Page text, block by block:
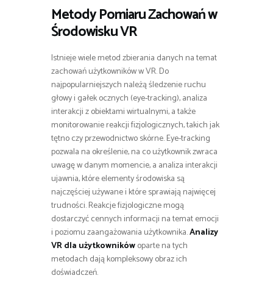
Metody Pomiaru Zachowań w
Środowisku VR
Istnieje wiele metod zbierania danych na temat
zachowań użytkowników w VR. Do
najpopularniejszych należą śledzenie ruchu
głowy i gałek ocznych (eye-tracking), analiza
interakcji z obiektami wirtualnymi, a także
monitorowanie reakcji fizjologicznych, takich jak
tętno czy przewodnictwo skórne. Eye-tracking
pozwala na określenie, na co użytkownik zwraca
uwagę w danym momencie, a analiza interakcji
ujawnia, które elementy środowiska są
najczęściej używane i które sprawiają najwięcej
trudności. Reakcje fizjologiczne mogą
dostarczyć cennych informacji na temat emocji
i poziomu zaangażowania użytkownika.Analizy
VR dla użytkownikówoparte na tych
metodach dają kompleksowy obraz ich
doświadczeń.